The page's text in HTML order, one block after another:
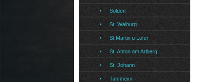
Sölden
St .Walburg
St Martin u Lofer
St. Anton am Arlberg
St. Johann
Tannheim